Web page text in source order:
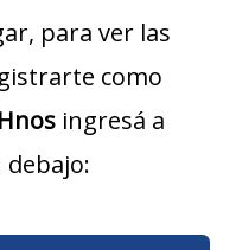
para ver las
como
ingresá a
debajo: